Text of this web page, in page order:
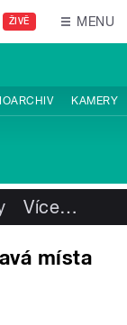
ŽIVĚ MENU
KAMERY
Více…
místa